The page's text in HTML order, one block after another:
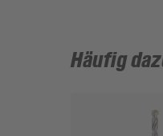
Häufig